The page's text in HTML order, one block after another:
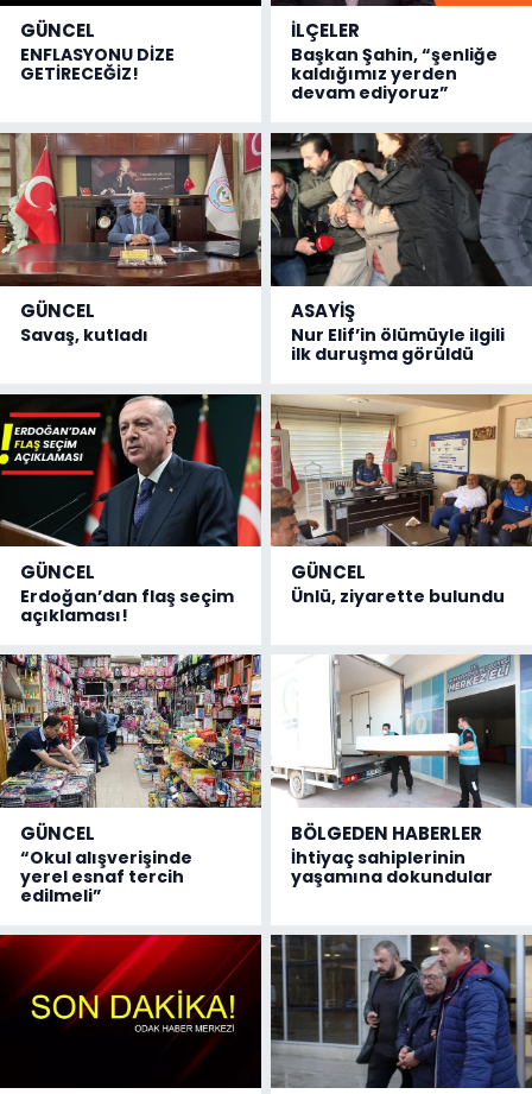
GÜNCEL
ENFLASYONU DİZE
GETİRECEĞİZ!
İLÇELER
Başkan Şahin, “şenliğe
kaldığımız yerden
devam ediyoruz”
GÜNCEL
Savaş, kutladı
ASAYİŞ
Nur Elif’in ölümüyle ilgili
ilk duruşma görüldü
GÜNCEL
Erdoğan’dan flaş seçim
açıklaması!
GÜNCEL
Ünlü, ziyarette bulundu
GÜNCEL
“Okul alışverişinde
yerel esnaf tercih
edilmeli”
BÖLGEDEN HABERLER
İhtiyaç sahiplerinin
yaşamına dokundular